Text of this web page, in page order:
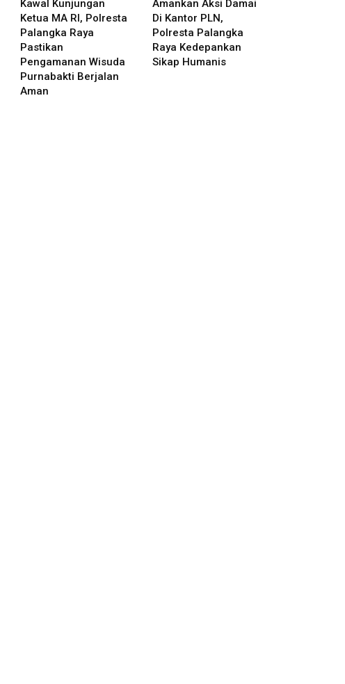
Kawal Kunjungan
Ketua MA RI, Polresta
Palangka Raya
Pastikan
Pengamanan Wisuda
Purnabakti Berjalan
Aman
Amankan Aksi Damai
Di Kantor PLN,
Polresta Palangka
Raya Kedepankan
Sikap Humanis